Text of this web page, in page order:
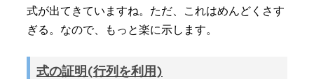
式が出てきていますね。ただ、これはめんどくさす
ぎる。なので、もっと楽に示します。
式の証明(行列を利用)